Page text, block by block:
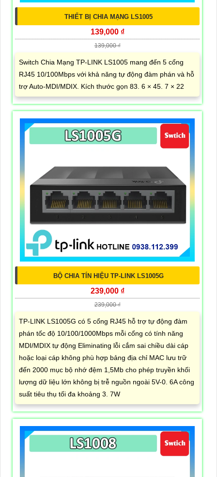
THIẾT BỊ CHIA MẠNG LS1005
139,000 ₫
139,000 ₫
Switch Chia Mạng TP-LINK LS1005 mang đến 5 cổng
RJ45 10/100Mbps với khả năng tự động đàm phán và hỗ
trợ Auto-MDI/MDIX. Kích thước gọn 83. 6 × 45. 7 × 22
BỘ CHIA TÍN HIỆU TP-LINK LS1005G
239,000 ₫
239,000 ₫
TP-LINK LS1005G có 5 cổng RJ45 hỗ trợ tự động đàm
phán tốc độ 10/100/1000Mbps mỗi cổng có tính năng
MDI/MDIX tự động Eliminating lỗi cắm sai chiều dài cáp
hoặc loại cáp không phù hợp bảng địa chỉ MAC lưu trữ
đến 2000 mục bộ nhớ đệm 1,5Mb cho phép truyền khối
lượng dữ liệu lớn không bị trễ nguồn ngoài 5V-0. 6A công
suất tiêu thụ tối đa khoảng 3. 7W